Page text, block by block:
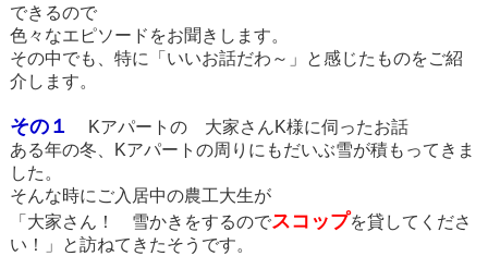
できるので
色々なエピソードをお聞きします。
その中でも、特に「いいお話だわ～」と感じたものをご紹
介します。
その１
Kアパートの 大家さんK様に伺ったお話
ある年の冬、Kアパートの周りにもだいぶ雪が積もってきま
した。
そんな時にご入居中の農工大生が
「大家さん！ 雪かきをするのでスコップを貸してくださ
い！」と訪ねてきたそうです。